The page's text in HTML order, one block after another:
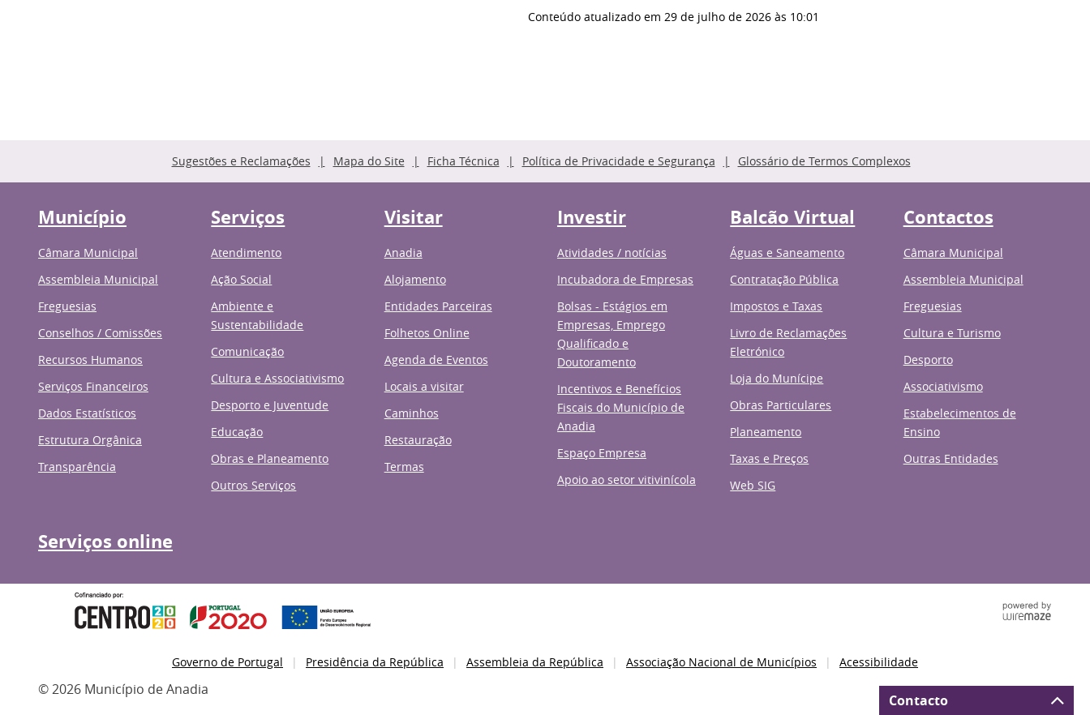
Conteúdo atualizado em 29 de julho de 2026 às 10:01
Sugestões e Reclamações Mapa do Site Ficha Técnica Política de Privacidade e Segurança Glossário de Termos Complexos
Município
Câmara Municipal
Assembleia Municipal
Freguesias
Conselhos / Comissões
Recursos Humanos
Serviços Financeiros
Dados Estatísticos
Estrutura Orgânica
Transparência
Serviços
Atendimento
Ação Social
Ambiente e
Sustentabilidade
Comunicação
Cultura e Associativismo
Desporto e Juventude
Educação
Obras e Planeamento
Outros Serviços
Visitar
Anadia
Alojamento
Entidades Parceiras
Folhetos Online
Agenda de Eventos
Locais a visitar
Caminhos
Restauração
Termas
Investir
Atividades / notícias
Incubadora de Empresas
Bolsas - Estágios em
Empresas, Emprego
Qualificado e
Doutoramento
Incentivos e Benefícios
Fiscais do Município de
Anadia
Espaço Empresa
Apoio ao setor vitivinícola
Balcão Virtual
Águas e Saneamento
Contratação Pública
Impostos e Taxas
Livro de Reclamações
Eletrónico
Loja do Munícipe
Obras Particulares
Planeamento
Taxas e Preços
Web SIG
Contactos
Câmara Municipal
Assembleia Municipal
Freguesias
Cultura e Turismo
Desporto
Associativismo
Estabelecimentos de
Ensino
Outras Entidades
Serviços online
Governo de Portugal Presidência da República Assembleia da República Associação Nacional de Municípios Acessibilidade
© 2026 Município de Anadia
Contacto